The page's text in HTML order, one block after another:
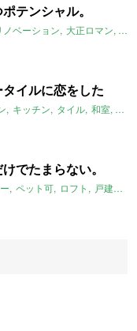
テンシャル。
ノベーション 大正ロマン レ
イルに恋をした
キッチン タイル 和室 畳
でたまらない。
ペット可 ロフト 戸建て